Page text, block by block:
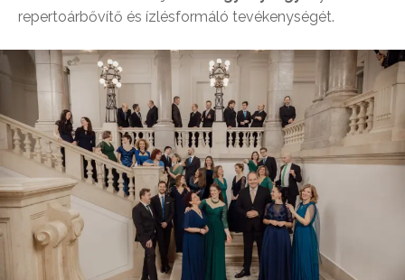
repertoárbővítő és ízlésformáló tevékenységét.